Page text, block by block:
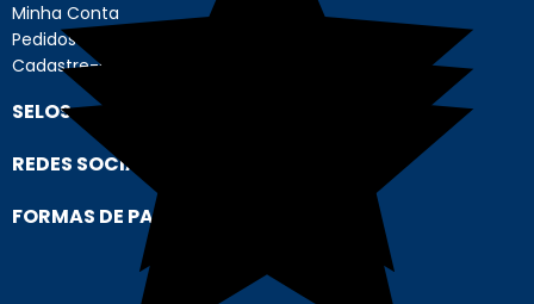
Minha Conta
Pedidos
Cadastre-se
SELOS
REDES SOCIAIS
FORMAS DE PAGAMENTO